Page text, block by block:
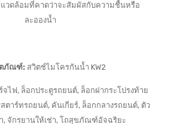
วดล้อมที่คาดว่าจะสัมผัสกับความชื้นหรือ
ละอองน้ำ
ภัณฑ์: สวิตช์ไมโครกันน้ำ KW2
จไฟ, ล็อกประตูรถยนต์, ล็อกฝากระโปรงท้าย
ตาร์ทรถยนต์, คันเกียร์, ล็อกกลางรถยนต์, ตัว
จักรยานให้เช่า, โถสุขภัณฑ์อัจฉริยะ